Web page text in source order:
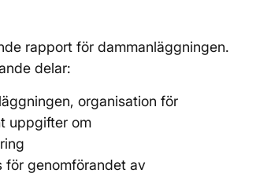
rapport för dammanläggningen.
delar:
organisation för
uppgifter om
för genomförandet av